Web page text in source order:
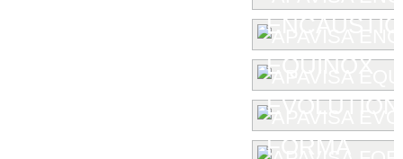
EQUINOX
EVOLUTION
FORMA